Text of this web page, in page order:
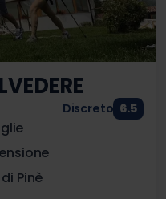
Discreto 6.5
Pinè